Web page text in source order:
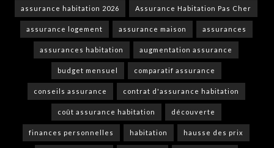
assurance habitation 2026 Assurance Habitation Pas Cher
assurance logement assurance maison assurances
assurances habitation augmentation assurance
budget mensuel comparatif assurance
conseils assurance contrat d'assurance habitation
coût assurance habitation découverte
finances personnelles habitation hausse des prix